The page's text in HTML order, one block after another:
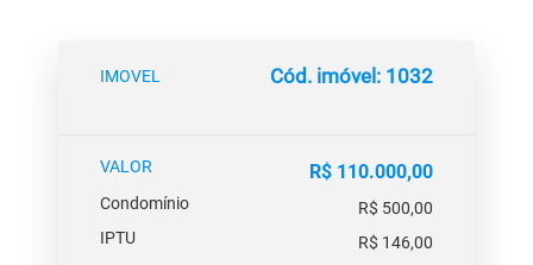
IMOVEL Cód. imóvel: 1032
VALOR R$ 110.000,00
Condomínio
R$ 500,00
IPTU
R$ 146,00